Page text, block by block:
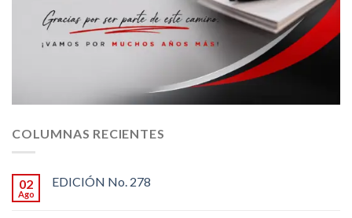
COLUMNAS RECIENTES
02
Ago
EDICIÓN No. 278